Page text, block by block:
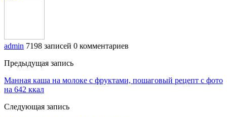
admin 7198 записей 0 комментариев
Предыдущая запись
Манная каша на молоке с фруктами, пошаговый рецепт с фото
на 642 ккал
Следующая запись